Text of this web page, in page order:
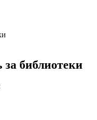
за библиотеки